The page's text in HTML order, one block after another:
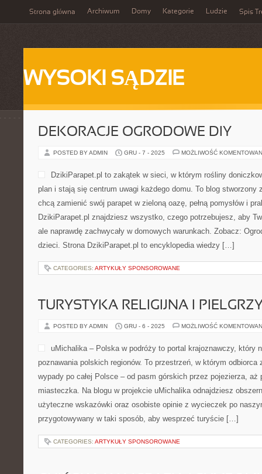
Strona główna Archiwum Domy Kategorie Ludzie Spis
WYSOKI SĄDZIE
DEKORACJE OGRODOWE DIY
POSTED BY ADMIN GRU - 7 - 2025 MOŻLIWOŚĆ
DzikiParapet.pl to zakątek w sieci, w którym rośliny
plan i stają się centrum uwagi każdego domu. To blog stworzony
chcą zamienić swój parapet w zieloną oazę, pełną pomysłów i
DzikiParapet.pl znajdziesz wszystko, czego potrzebujesz, aby
ale naprawdę zachwycały w domowych warunkach. Zobacz:
dzieci. Strona DzikiParapet.pl to encyklopedia wiedzy […]
CATEGORIES: ARTYKUŁY SPONSOROWANE
TURYSTYKA RELIGIJNA I
POSTED BY ADMIN GRU - 6 - 2025 MOŻLIWOŚĆ
uMichalika – Polska w podróży to portal krajoznawczy, który
poznawania polskich regionów. To przestrzeń, w którym odbiorca
wypady po całej Polsce – od pasm górskich przez pojezierza, aż
miasteczka. Na blogu w projekcie uMichalika odnajdziesz
użyteczne wskazówki oraz osobiste opinie z wycieczek po
przygotowywany w taki sposób, aby wesprzeć turyście […]
CATEGORIES: ARTYKUŁY SPONSOROWANE